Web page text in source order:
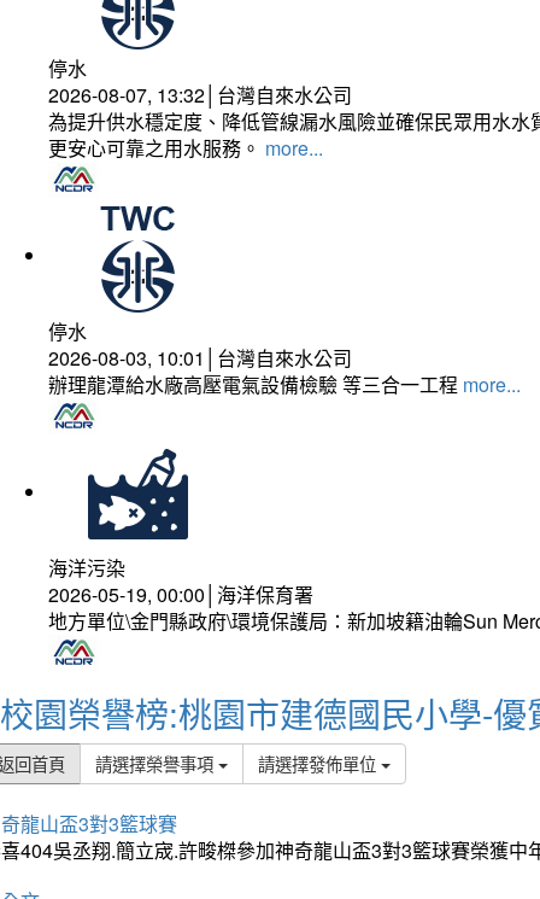
停水
2026-08-07, 13:32│台灣自來水公司
為提升供水穩定度、降低管線漏水風險並確保民眾用水
更安心可靠之用水服務。 more...
停水
2026-08-03, 10:01│台灣自來水公司
辦理龍潭給水廠高壓電氣設備檢驗 等三合一工程 more...
海洋污染
2026-05-19, 00:00│海洋保育署
地方單位\金門縣政府\環境保護局：新加坡籍油輪Sun
校園榮譽榜:桃園市建德國民小學-優
回首頁 請選擇榮譽事項 請選擇發佈單位
龍山盃3對3籃球賽
404吳丞翔.簡立宬.許畯榤參加神奇龍山盃3對3籃球賽榮獲中